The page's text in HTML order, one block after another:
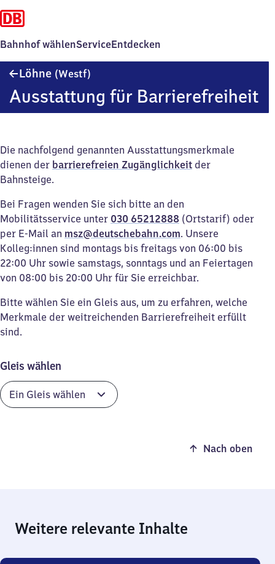
Bahnhof wählenServiceEntdecken
Löhne (Westf)
Ausstattung für Barrierefreiheit
Die nachfolgend genannten Ausstattungsmerkmale
dienen der barrierefreien Zugänglichkeit der
Bahnsteige.
Bei Fragen wenden Sie sich bitte an den
Mobilitätsservice unter 030 65212888 (Ortstarif) oder
per E-Mail an msz@deutschebahn.com. Unsere
Kolleg:innen sind montags bis freitags von 06:00 bis
22:00 Uhr sowie samstags, sonntags und an Feiertagen
von 08:00 bis 20:00 Uhr für Sie erreichbar.
Bitte wählen Sie ein Gleis aus, um zu erfahren, welche
Merkmale der weitreichenden Barrierefreiheit erfüllt
sind.
Gleis wählen
Nach oben
Weitere relevante Inhalte